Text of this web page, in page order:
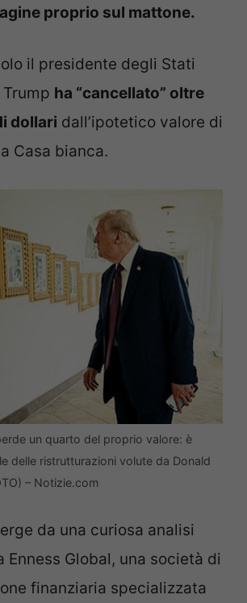
proprio sul mattone.
il presidente degli Stati
ha “cancellato” oltre
dollari dall’ipotetico valore di
Casa bianca.
un quarto del proprio valore: è
delle ristrutturazioni volute da Donald
– Notizie.com
da una curiosa analisi
Global, una società di
finanziaria specializzata